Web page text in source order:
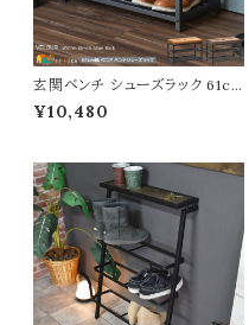
玄関ベンチ シューズラック 61c
m幅 ダークブラウン ライトブラウ
ン 靴収納ラック 玄関収納 玄関
北欧 モダン スタイリッシュ ベロ
ア シューズ収納棚 玄関のベンチ
収納ラック 靴ラック ベンチ 椅子
背もたれ無しチェア
¥10,480